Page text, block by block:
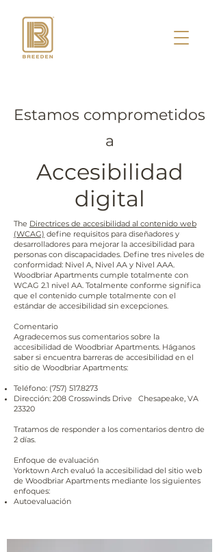
Estamos comprometidos
a
Accesibilidad
digital
The Directrices de accesibilidad al contenido web
(WCAG) define requisitos para diseñadores y
desarrolladores para mejorar la accesibilidad para
personas con discapacidades. Define tres niveles de
conformidad: Nivel A, Nivel AA y Nivel AAA.
Woodbriar Apartments cumple totalmente con
WCAG 2.1 nivel AA. Totalmente conforme significa
que el contenido cumple totalmente con el
estándar de accesibilidad sin excepciones.
Comentario
Agradecemos sus comentarios sobre la
accesibilidad de Woodbriar Apartments. Háganos
saber si encuentra barreras de accesibilidad en el
sitio de Woodbriar Apartments:
Teléfono: (757) 517.8273
Dirección: 208 Crosswinds Drive Chesapeake, VA
23320
Tratamos de responder a los comentarios dentro de
2 días.
Enfoque de evaluación
Yorktown Arch evaluó la accesibilidad del sitio web
de Woodbriar Apartments mediante los siguientes
enfoques:
Autoevaluación